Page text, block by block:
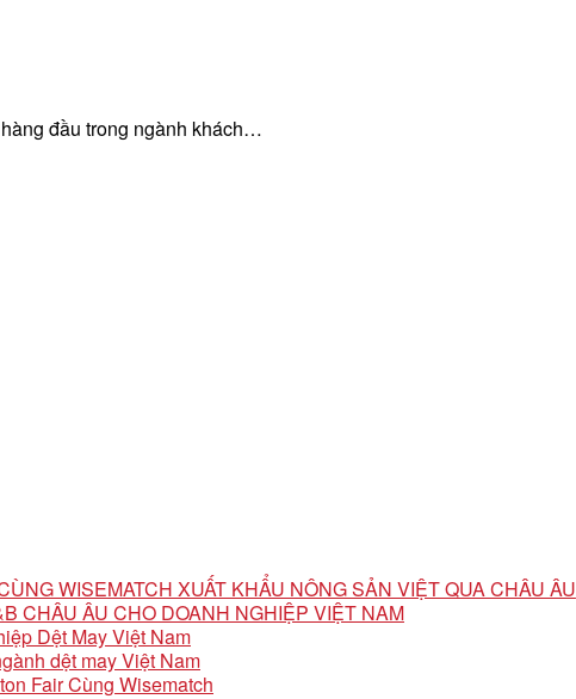
đầu trong ngành khách…
WISEMATCH XUẤT KHẨU NÔNG SẢN VIỆT QUA CHÂU ÂU
CHÂU ÂU CHO DOANH NGHIỆP VIỆT NAM
Dệt May Việt Nam
dệt may Việt Nam
Fair Cùng Wisematch